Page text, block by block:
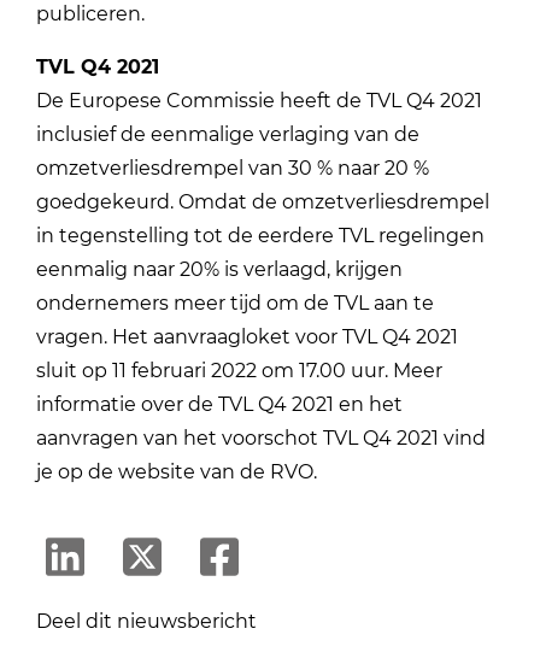
publiceren.
TVL Q4 2021
De Europese Commissie heeft de TVL Q4 2021
inclusief de eenmalige verlaging van de
omzetverliesdrempel van 30 % naar 20 %
goedgekeurd. Omdat de omzetverliesdrempel
in tegenstelling tot de eerdere TVL regelingen
eenmalig naar 20% is verlaagd, krijgen
ondernemers meer tijd om de TVL aan te
vragen. Het aanvraagloket voor TVL Q4 2021
sluit op 11 februari 2022 om 17.00 uur. Meer
informatie over de TVL Q4 2021 en het
aanvragen van het voorschot TVL Q4 2021 vind
je op de website van de RVO.
Deel dit nieuwsbericht